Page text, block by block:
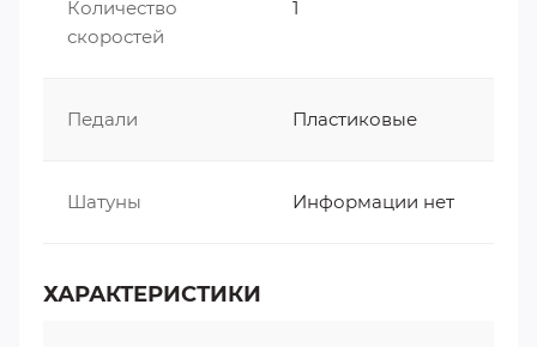
Количество
скоростей
1
Педали Пластиковые
Шатуны Информации нет
ХАРАКТЕРИСТИКИ